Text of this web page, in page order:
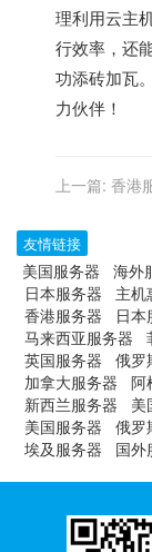
理利用云主
行效率，还
功添砖加瓦
力伙伴！
上一篇: 香港
密？
友情链接
美国服务器 海外
日本服务器
主机
香港服务器
日本
马来西亚服务器
英国服务器
俄罗
加拿大服务器
阿
新西兰服务器
美
美国服务器
俄罗
埃及服务器
国外